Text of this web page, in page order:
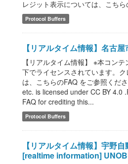
レジット表示については、こちら
Protocol Buffers
【リアルタイム情報】名古
【リアルタイム情報】 ※本コン
下でライセンスされています。
は、こちらのFAQ をご参照くだ
etc. is licensed under CC BY 4.0
FAQ for crediting this...
Protocol Buffers
【リアルタイム情報】宇野
[realtime information]